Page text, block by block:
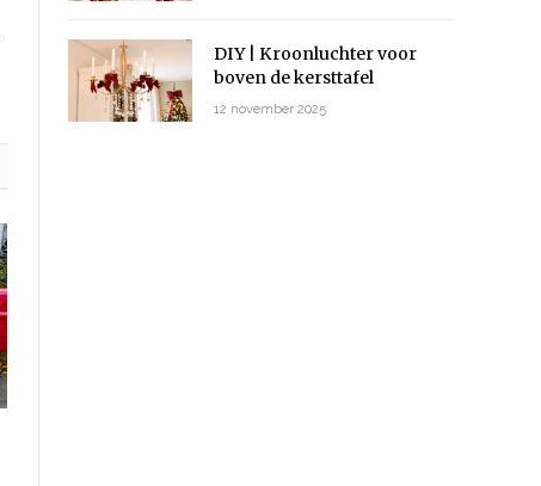
DIY | Kroonluchter voor
boven de kersttafel
12 november 2025